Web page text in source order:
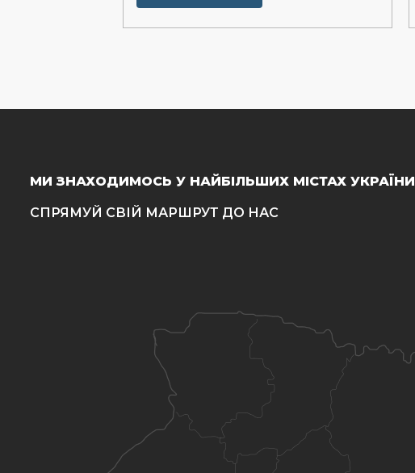
МИ ЗНАХОДИМОСЬ У НАЙБІЛЬШИХ МІСТАХ УКРАЇНИ
СПРЯМУЙ СВІЙ МАРШРУТ ДО НАС